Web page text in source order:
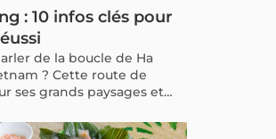
: 10 infos clés pour
de la boucle de Ha
? Cette route de
ses grands paysages et
avec les communautés
marquante pour les